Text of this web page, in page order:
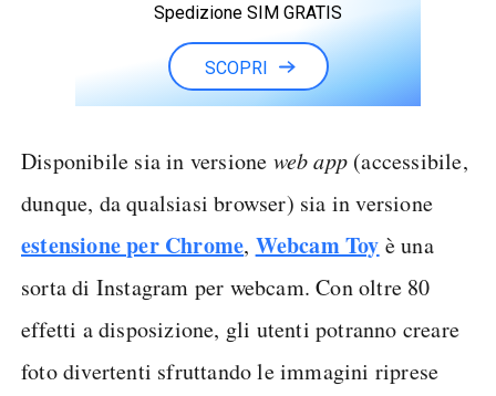
Spedizione SIM GRATIS
SCOPRI
Disponibile sia in versione web app (accessibile,
dunque, da qualsiasi browser) sia in versione
estensione per Chrome, Webcam Toy è una
sorta di Instagram per webcam. Con oltre 80
effetti a disposizione, gli utenti potranno creare
foto divertenti sfruttando le immagini riprese